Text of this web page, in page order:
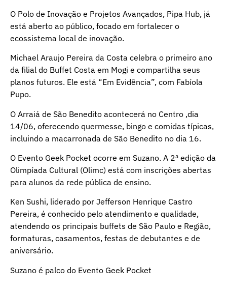
O Polo de Inovação e Projetos Avançados, Pipa Hub, já
está aberto ao público, focado em fortalecer o
ecossistema local de inovação.
Michael Araujo Pereira da Costa celebra o primeiro ano
da filial do Buffet Costa em Mogi e compartilha seus
planos futuros. Ele está “Em Evidência”, com Fabíola
Pupo.
O Arraiá de São Benedito acontecerá no Centro ,dia
14/06, oferecendo quermesse, bingo e comidas típicas,
incluindo a macarronada de São Benedito no dia 16.
O Evento Geek Pocket ocorre em Suzano. A 2ª edição da
Olimpíada Cultural (Olimc) está com inscrições abertas
para alunos da rede pública de ensino.
Ken Sushi, liderado por Jefferson Henrique Castro
Pereira, é conhecido pelo atendimento e qualidade,
atendendo os principais buffets de São Paulo e Região,
formaturas, casamentos, festas de debutantes e de
aniversário.
Suzano é palco do Evento Geek Pocket